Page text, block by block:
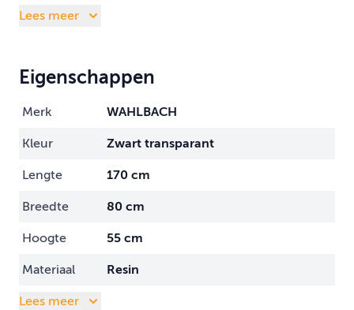
Lees meer
Eigenschappen
Merk WAHLBACH
Kleur Zwart transparant
Lengte 170 cm
Breedte 80 cm
Hoogte 55 cm
Materiaal Resin
Lees meer